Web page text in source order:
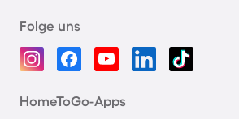
Folge uns
HomeToGo-Apps